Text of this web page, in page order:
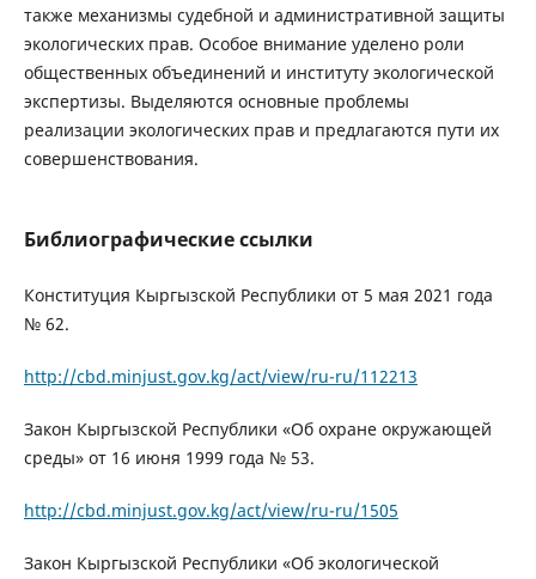
также механизмы судебной и административной защиты
экологических прав. Особое внимание уделено роли
общественных объединений и институту экологической
экспертизы. Выделяются основные проблемы
реализации экологических прав и предлагаются пути их
совершенствования.
Библиографические ссылки
Конституция Кыргызской Республики от 5 мая 2021 года
№ 62.
http://cbd.minjust.gov.kg/act/view/ru-ru/112213
Закон Кыргызской Республики «Об охране окружающей
среды» от 16 июня 1999 года № 53.
http://cbd.minjust.gov.kg/act/view/ru-ru/1505
Закон Кыргызской Республики «Об экологической